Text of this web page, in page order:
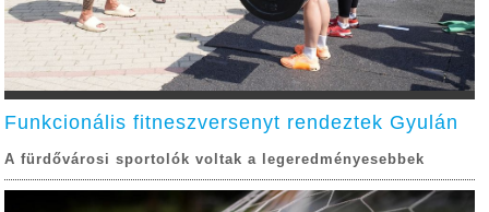
Funkcionális fitneszversenyt rendeztek Gyulán
A fürdővárosi sportolók voltak a legeredményesebbek